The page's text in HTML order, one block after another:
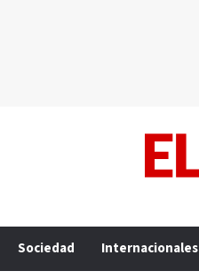
Sociedad Internacionales